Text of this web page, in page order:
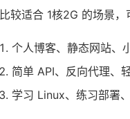
比较适合 1核2G 的场景，
个人博客、静态网站、
简单 API、反向代理、
学习 Linux、练习部署